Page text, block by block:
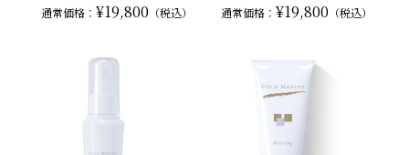
通常価格： ¥19,800 （税込）
通常価格： ¥19,800 （税込）